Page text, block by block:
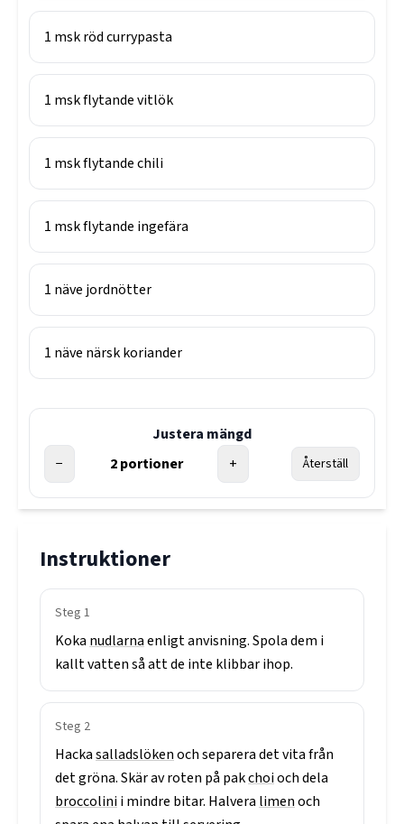
1 mskröd currypasta
1 mskflytande vitlök
1 mskflytande chili
1 mskflytande ingefära
1 näve jordnötter
1 näve närsk koriander
Justera mängd
−
2portioner + Återställ
Instruktioner
Steg 1
Koka nudlarnaenligtanvisning.Spoladem i
kalltvattensåattde inte klibbarihop.
Steg 2
Hackasalladslökenochsepareradetvitafrån
detgröna.Skäravroten på pakchoiochdela
broccoliniimindre bitar. Halvera limenoch